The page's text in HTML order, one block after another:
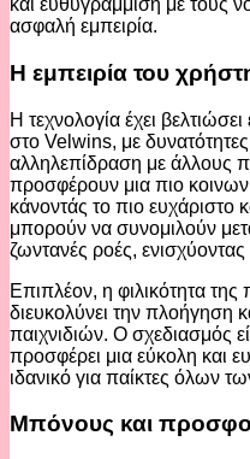
και ευθυγράμμιση με τους
ασφαλή εμπειρία.
Η εμπειρία του
Η τεχνολογία έχει
στο Velwins, με
αλληλεπίδραση με άλλους
προσφέρουν μια πιο
κάνοντάς το πιο ευχάριστο
μπορούν να συνομιλούν
ζωντανές ροές,
Επιπλέον, η φιλικότητα
διευκολύνει την πλοήγηση
παιχνιδιών. Ο σχεδιασμός
προσφέρει μια εύκολη και
ιδανικό για παίκτες όλων
Μπόνους και